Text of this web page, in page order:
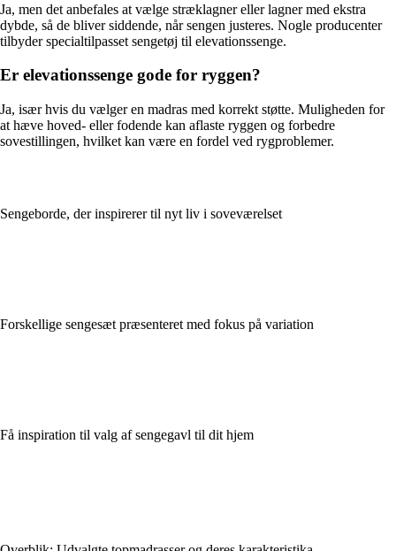
Ja, men det anbefales at vælge stræklagner eller lagner med ekstra
dybde, så de bliver siddende, når sengen justeres. Nogle producenter
tilbyder specialtilpasset sengetøj til elevationssenge.
Er elevationssenge gode for ryggen?
Ja, især hvis du vælger en madras med korrekt støtte. Muligheden for
at hæve hoved- eller fodende kan aflaste ryggen og forbedre
sovestillingen, hvilket kan være en fordel ved rygproblemer.
Sengeborde, der inspirerer til nyt liv i soveværelset
Forskellige sengesæt præsenteret med fokus på variation
Få inspiration til valg af sengegavl til dit hjem